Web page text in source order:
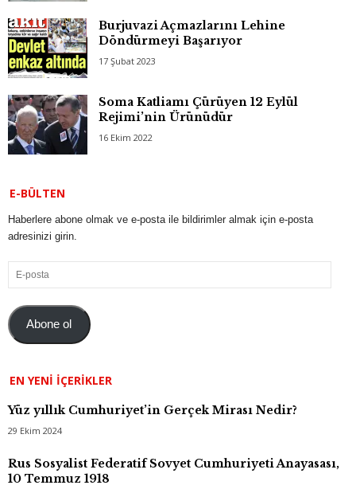
Burjuvazi Açmazlarını Lehine
Döndürmeyi Başarıyor
17 Şubat 2023
Soma Katliamı Çürüyen 12 Eylül
Rejimi’nin Ürünüdür
16 Ekim 2022
E-BÜLTEN
Haberlere abone olmak ve e-posta ile bildirimler almak için e-posta
adresinizi girin.
E-
posta
Abone ol
EN YENI İÇERIKLER
Yüz yıllık Cumhuriyet’in Gerçek Mirası Nedir?
29 Ekim 2024
Rus Sosyalist Federatif Sovyet Cumhuriyeti Anayasası,
10 Temmuz 1918